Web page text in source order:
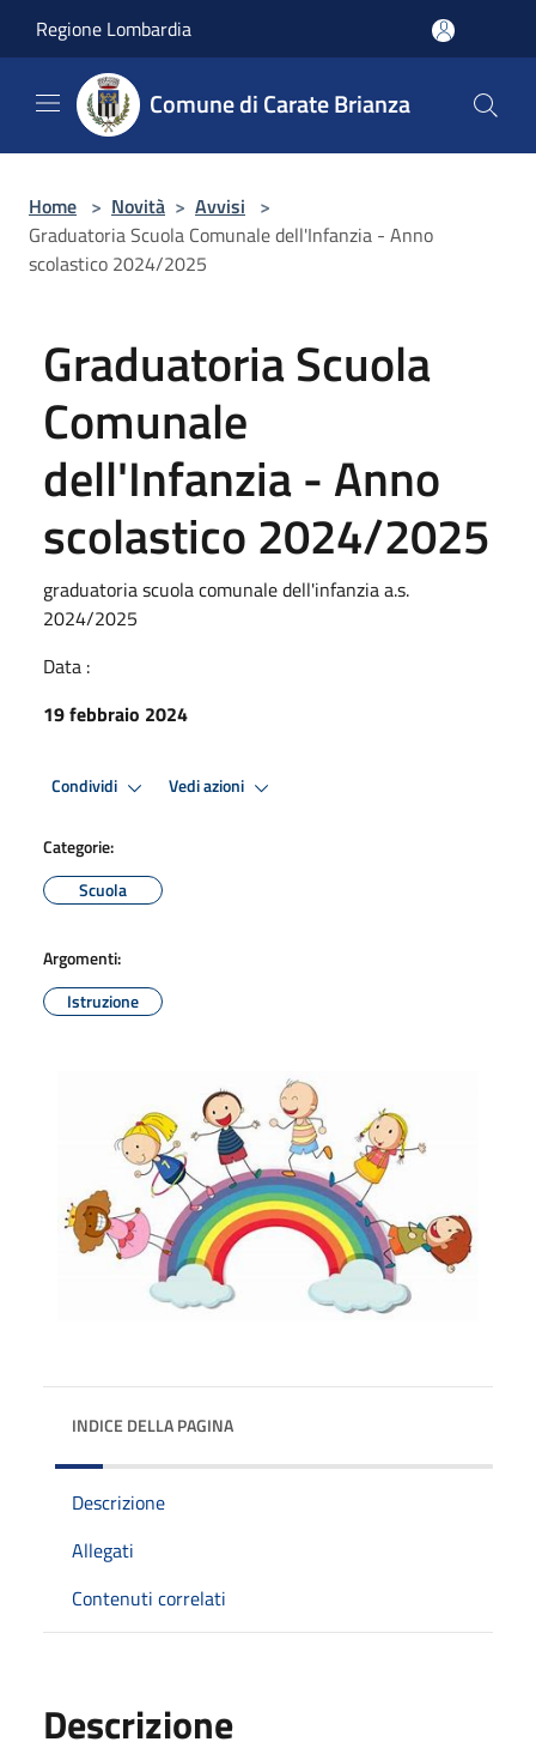
Regione Lombardia
Comune di Carate Brianza
Home > Novità > Avvisi >
Graduatoria Scuola Comunale dell'Infanzia - Anno
scolastico 2024/2025
Graduatoria Scuola
Comunale
dell'Infanzia - Anno
scolastico 2024/2025
graduatoria scuola comunale dell'infanzia a.s.
2024/2025
Data :
19 febbraio 2024
Condividi Vedi azioni
Categorie:
Scuola
Argomenti:
Istruzione
INDICE DELLA PAGINA
Descrizione
Allegati
Contenuti correlati
Descrizione